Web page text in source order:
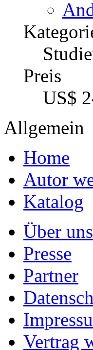
Preis
US$
Allgemein
Home
Autor
Katalog
Über uns
Presse
Partner
Vertrag